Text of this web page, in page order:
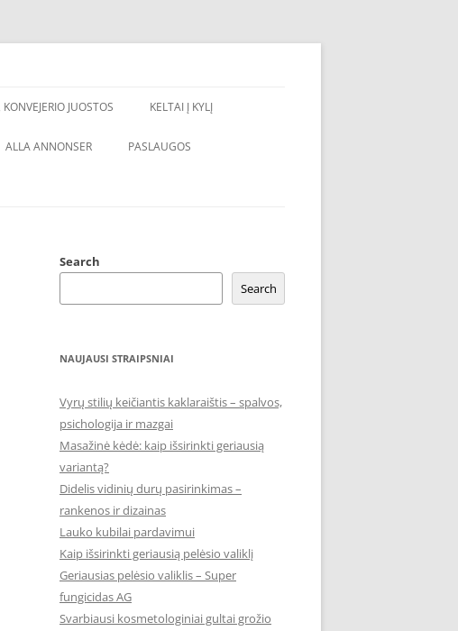
JUOSTOS KELTAI Į KYLĮ
ALLA ANNONSER PASLAUGOS
Search
Search
NAUJAUSI STRAIPSNIAI
Vyrų stilių keičiantis kaklaraištis – spalvos,
psichologija ir mazgai
Masažinė kėdė: kaip išsirinkti geriausią
variantą?
Didelis vidinių durų pasirinkimas –
rankenos ir dizainas
Lauko kubilai pardavimui
Kaip išsirinkti geriausią pelėsio valiklį
Geriausias pelėsio valiklis – Super
fungicidas AG
Svarbiausi kosmetologiniai gultai grožio